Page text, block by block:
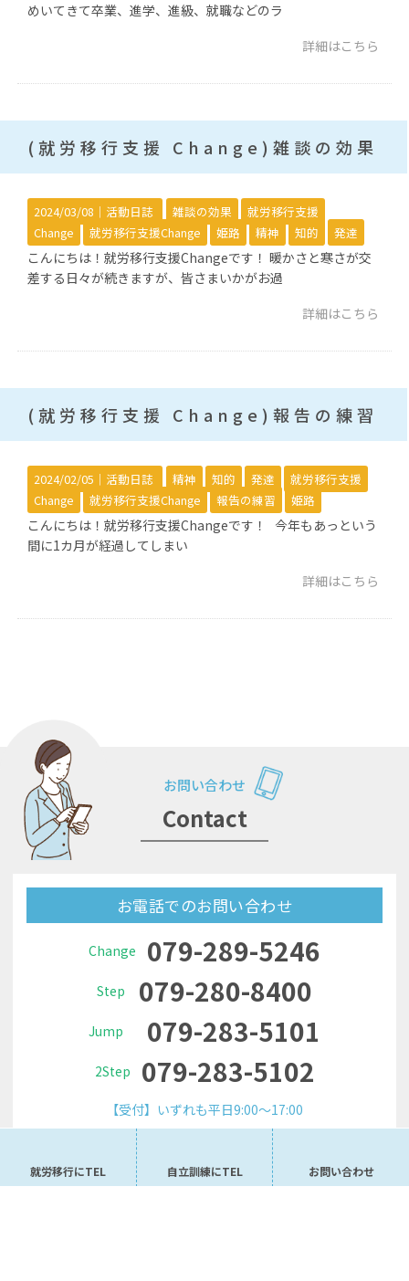
めいてきて卒業、進学、進級、就職などのラ
詳細はこちら
(就労移行支援 Change)雑談の効果
2024/03/08｜ 活動日誌 雑談の効果
就労移行支援
Change
就労移行支援Change 姫路 精神 知的 発達
こんにちは！就労移行支援Changeです！ 暖かさと寒さが交
差する日々が続きますが、皆さまいかがお過
詳細はこちら
(就労移行支援 Change)報告の練習
2024/02/05｜ 活動日誌 精神 知的 発達
就労移行支援
Change
就労移行支援Change 報告の練習 姫路
こんにちは！就労移行支援Changeです！ 今年もあっという
間に1カ月が経過してしまい
詳細はこちら
お問い合わせ
Contact
お電話でのお問い合わせ
Change 079-289-5246
Step 079-280-8400
Jump 079-283-5101
2Step 079-283-5102
【受付】いずれも平日9:00～17:00
メールでお問い合わせ
就労移行にTEL 自立訓練にTEL お問い合わせ